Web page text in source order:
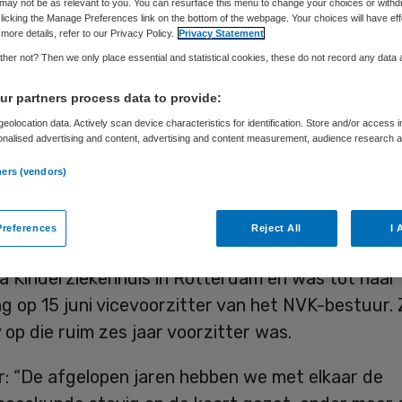
Ledenvergadering van de Nederlandse
(NVK) heeft Lissy de Ridder
is kinderarts-maag/darm/leverziekten in het
Kinderziekenhuis in Rotterdam en was tot haar
op 15 juni vicevoorzitter van het NVK-bestuur.
op die ruim zes jaar voorzitter was.
“De afgelopen jaren hebben we met elkaar de
not be as relevant to you. You can resurface this menu to change your choices or
the Manage Preferences link on the bottom of the webpage. Your choices will have
details, refer to our Privacy Policy.
Privacy Statement
not? Then we only place essential and statistical cookies, these do not record any data
partners process data to provide:
data. Actively scan device characteristics for identification. Store and/or access
advertising and content, advertising and content measurement, audience research
(vendors)
Reject All I